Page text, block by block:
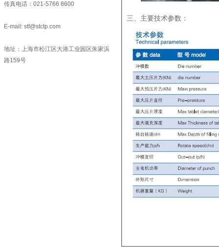
传真电话：021-5766 8600
E-mail: stf@stctp.com
地址：上海市松江区大港工业园区朱家浜
路159号
三、主要技术参数：